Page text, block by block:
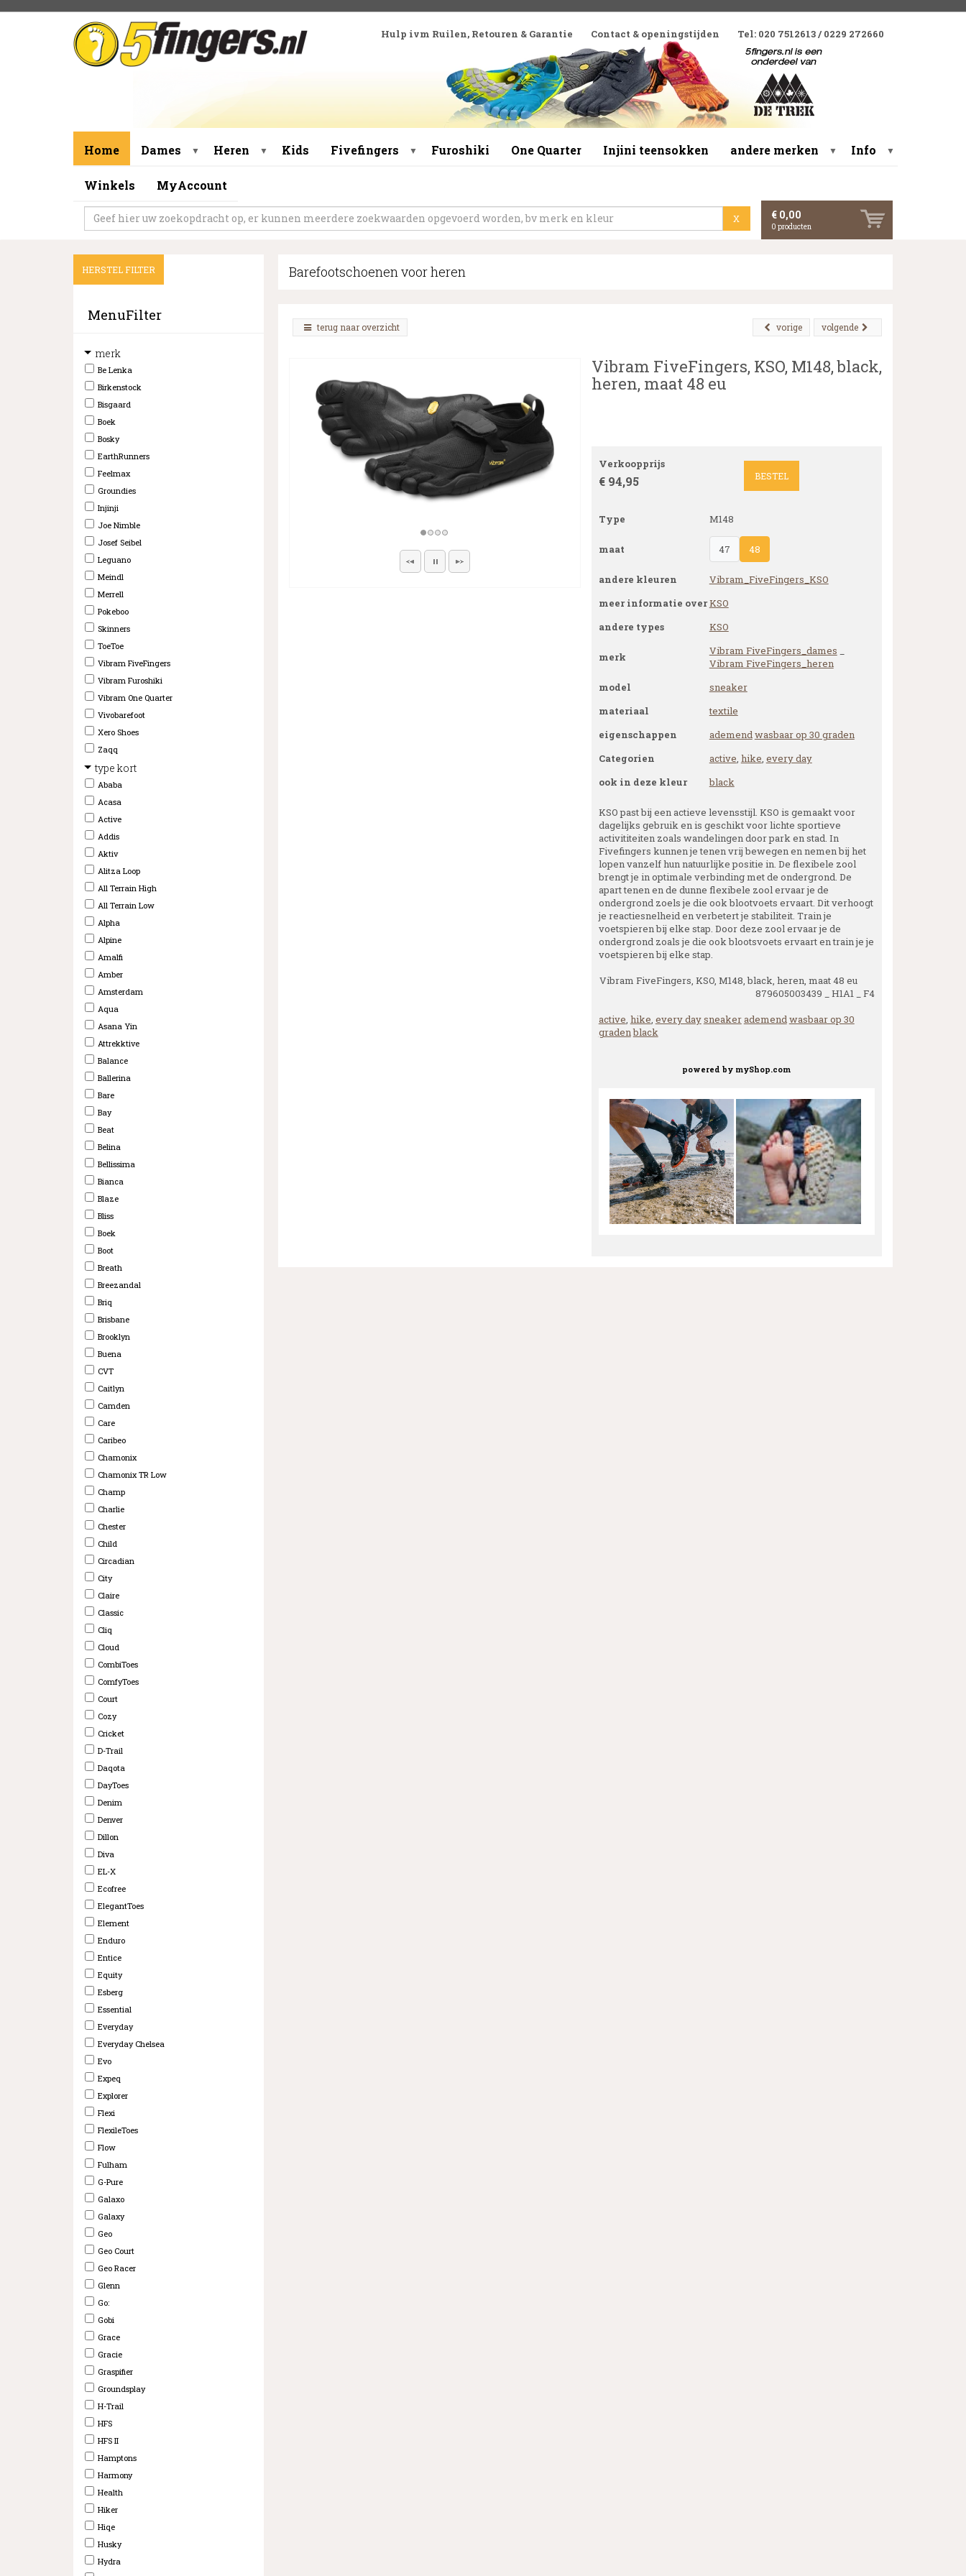
Hulp ivm Ruilen, Retouren & Garantie Contact & openingstijden Tel: 020 7512613 / 0229 272660
Home Dames ▼ Heren ▼ Kids Fivefingers ▼ Furoshiki One Quarter Injini teensokken andere merken ▼ Info ▼
Winkels MyAccount
X € 0,00
0 producten
HERSTEL FILTER
MenuFilter
merk
Be Lenka
Birkenstock
Bisgaard
Boek
Bosky
EarthRunners
Feelmax
Groundies
Injinji
Joe Nimble
Josef Seibel
Leguano
Meindl
Merrell
Pokeboo
Skinners
ToeToe
Vibram FiveFingers
Vibram Furoshiki
Vibram One Quarter
Vivobarefoot
Xero Shoes
Zaqq
type kort
Ababa
Acasa
Active
Addis
Aktiv
Alitza Loop
All Terrain High
All Terrain Low
Alpha
Alpine
Amalfi
Amber
Amsterdam
Aqua
Asana Yin
Attrekktive
Balance
Ballerina
Bare
Bay
Beat
Belina
Bellissima
Bianca
Blaze
Bliss
Boek
Boot
Breath
Breezandal
Briq
Brisbane
Brooklyn
Buena
CVT
Caitlyn
Camden
Care
Caribeo
Chamonix
Chamonix TR Low
Champ
Charlie
Chester
Child
Circadian
City
Claire
Classic
Cliq
Cloud
CombiToes
ComfyToes
Court
Cozy
Cricket
D-Trail
Daqota
DayToes
Denim
Denver
Dillon
Diva
EL-X
Ecofree
ElegantToes
Element
Enduro
Entice
Equity
Esberg
Essential
Everyday
Everyday Chelsea
Evo
Expeq
Explorer
Flexi
FlexileToes
Flow
Fulham
G-Pure
Galaxo
Galaxy
Geo
Geo Court
Geo Racer
Glenn
Go:
Gobi
Grace
Gracie
Graspifier
Groundsplay
H-Trail
HFS
HFS II
Hamptons
Harmony
Health
Hiker
Hiqe
Husky
Hydra
Barefootschoenen voor heren
terug naar overzicht volgende
vorige
Vibram FiveFingers, KSO, M148, black,
heren, maat 48 eu
Verkoopprijs
€ 94,95 BESTEL
Type M148
maat 47 48
andere kleuren
Vibram_FiveFingers_KSO
meer informatie overKSO
andere types
KSO
merk Vibram FiveFingers_dames
Vibram FiveFingers_heren
model
sneaker
materiaal
textile
eigenschappen
ademendwasbaar op 30 graden
Categorien
active, hike, every day
ook in deze kleur
black
KSO past bij een actieve levensstijl. KSO is gemaakt voor
dagelijks gebruik en is geschikt voor lichte sportieve
activititeiten zoals wandelingen door park en stad. In
Fivefingers kunnen je tenen vrij bewegen en nemen bij het
lopen vanzelf hun natuurlijke positie in. De flexibele zool
brengt je in optimale verbinding met de ondergrond. De
apart tenen en de dunne flexibele zool ervaar je de
ondergrond zoels je die ook blootvoets ervaart. Dit verhoogt
je reactiesnelheid en verbetert je stabiliteit. Train je
voetspieren bij elke stap. Door deze zool ervaar je de
ondergrond zoals je die ook blootsvoets ervaart en train je je
voetspieren bij elke stap.
Vibram FiveFingers, KSO, M148, black, heren, maat 48 eu
879605003439 _ H1A1 _ F4
active, hike, every daysneakerademendwasbaar op 30
gradenblack
powered by myShop.com